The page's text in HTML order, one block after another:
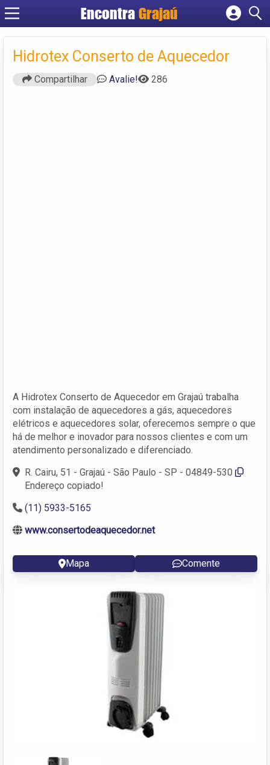
Encontra Grajaú
Cadastrar empresa
Criar conta
Hidrotex Conserto de Aquecedor
Compartilhar Avalie! 286
A Hidrotex Conserto de Aquecedor em Grajaú trabalha
com instalação de aquecedores a gás, aquecedores
elétricos e aquecedores solar, oferecemos sempre o que
há de melhor e inovador para nossos clientes e com um
atendimento personalizado e diferenciado.
R. Cairu, 51 - Grajaú - São Paulo - SP - 04849-530
Endereço copiado!
(11) 5933-5165
www.consertodeaquecedor.net
Mapa Comente